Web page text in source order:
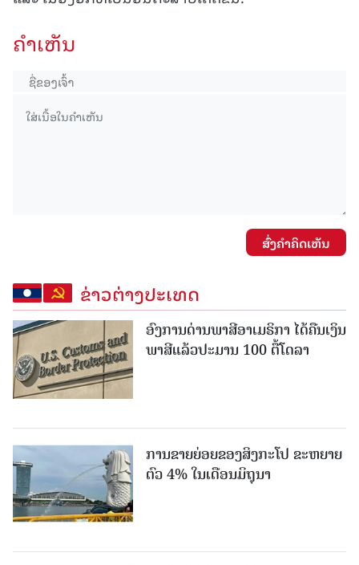
ຄໍາເຫັນ
ສົ່ງຄໍາຄິດເຫັນ
ຂ່າວຕ່າງປະເທດ
ອົງການດ່ານພາສີອາເມຣິກາ ໄດ້ຄືນເງິນ
ພາສີແລ້ວປະມານ 100 ຕື້ໂດລາ
ການຂາຍຍ່ອຍຂອງສິງກະໂປ ຂະຫຍາຍ
ຕົວ 4% ໃນເດືອນມິຖຸນາ